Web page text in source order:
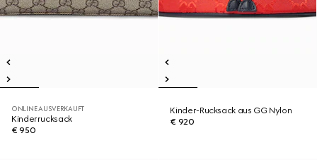
ONLINE AUSVERKAUFT
Kinderrucksack
€ 950
Kinder-Rucksack aus GG Nylon
€ 920